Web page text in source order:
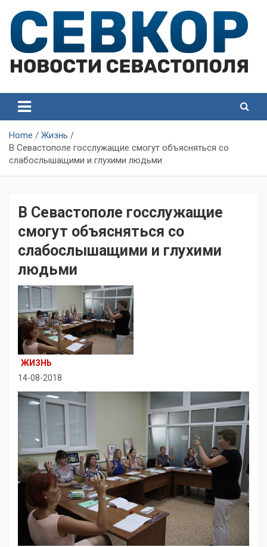
content
Севастополя
Севастополя
Home
Жизнь
В Севастополе госслужащие смогут объясняться со
слабослышащими и глухими людьми
В Севастополе госслужащие
смогут объясняться со
слабослышащими и глухими
людьми
ЖИЗНЬ
14-08-2018